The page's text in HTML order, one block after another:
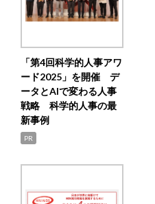
「第4回科学的人事アワ
ード2025」を開催 デ
ータとAIで変わる人事
戦略 科学的人事の最
新事例
PR